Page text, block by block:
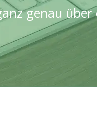
genau über